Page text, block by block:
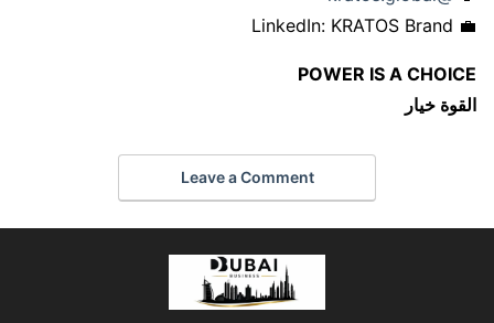
💼 LinkedIn: KRATOS Brand
POWER IS A CHOICE
القوة خيار
Leave a Comment